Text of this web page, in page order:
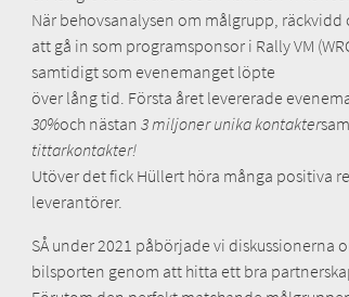
När behovsanalysen om målgrupp,
att gå in som programsponsor i Rally VM
samtidigt som evenemanget löpte
över lång tid. Första året levererade
30%och nästan 3 miljoner unikakontakter
tittarkontakter!
Utöver det fick Hüllert höra många positiva
leverantörer.
SÅ under 2021 påbörjade vi diskussionerna
bilsporten genom att hitta ett bra